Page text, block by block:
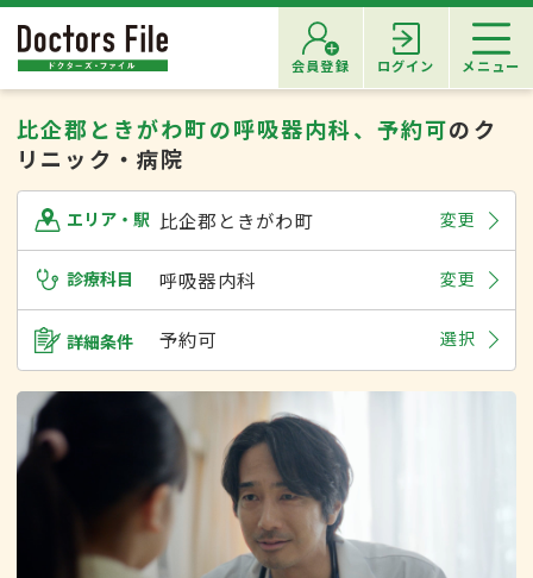
会員登録 ログイン メニュー
比企郡ときがわ町の呼吸器内科、予約可のク
リニック・病院
エリア・駅 比企郡ときがわ町 変更
診療科目 呼吸器内科 変更
詳細条件 予約可 選択